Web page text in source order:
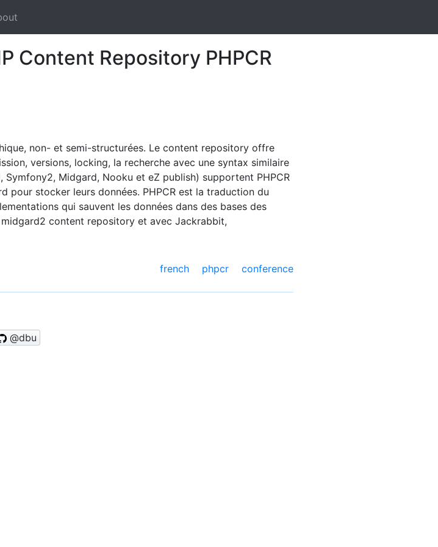
Content Repository PHPCR
non- et semi-structurées. Le content repository offre
versions, locking, la recherche avec une syntax similaire
Symfony2, Midgard, Nooku et eZ publish) supportent PHPCR
pour stocker leurs données. PHPCR est la traduction du
qui sauvent les données dans des bases des
content repository et avec Jackrabbit,
french phpcr conference
@dbu